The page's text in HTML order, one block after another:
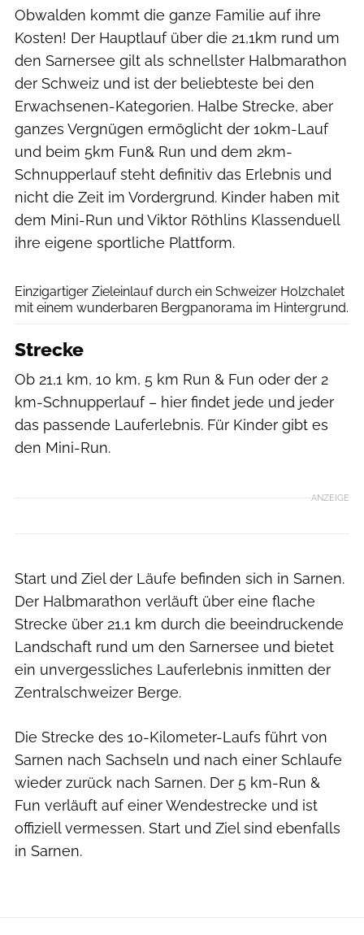
Obwalden kommt die ganze Familie auf ihre
Kosten! Der Hauptlauf über die 21,1km rund um
den Sarnersee gilt als schnellster Halbmarathon
der Schweiz und ist der beliebteste bei den
Erwachsenen-Kategorien. Halbe Strecke, aber
ganzes Vergnügen ermöglicht der 10km-Lauf
und beim 5km Fun& Run und dem 2km-
Schnupperlauf steht definitiv das Erlebnis und
nicht die Zeit im Vordergrund. Kinder haben mit
dem Mini-Run und Viktor Röthlins Klassenduell
ihre eigene sportliche Plattform.
Einzigartiger Zieleinlauf durch ein Schweizer Holzchalet
mit einem wunderbaren Bergpanorama im Hintergrund.
Strecke
Ob 21,1 km, 10 km, 5 km Run & Fun oder der 2
km-Schnupperlauf – hier findet jede und jeder
das passende Lauferlebnis. Für Kinder gibt es
den Mini-Run.
ANZEIGE
Start und Ziel der Läufe befinden sich in Sarnen.
Der Halbmarathon verläuft über eine flache
Strecke über 21,1 km durch die beeindruckende
Landschaft rund um den Sarnersee und bietet
ein unvergessliches Lauferlebnis inmitten der
Zentralschweizer Berge.
Die Strecke des 10-Kilometer-Laufs führt von
Sarnen nach Sachseln und nach einer Schlaufe
wieder zurück nach Sarnen. Der 5 km-Run &
Fun verläuft auf einer Wendestrecke und ist
offiziell vermessen. Start und Ziel sind ebenfalls
in Sarnen.